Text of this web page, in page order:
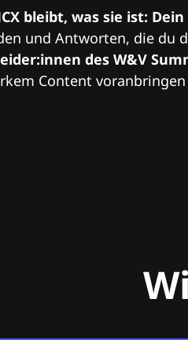
bleibt, was sie ist:
und Antworten, die du
des W&V
Content